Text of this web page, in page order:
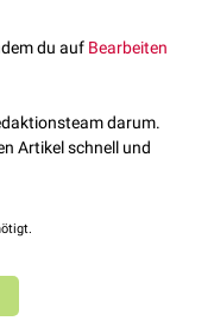
und denMusculi
du auf Bearbeiten
darum.
Artikel schnell und